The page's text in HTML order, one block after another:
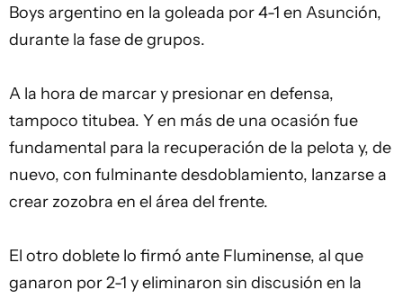
Boys argentino en la goleada por 4-1 en Asunción,
durante la fase de grupos.
A la hora de marcar y presionar en defensa,
tampoco titubea. Y en más de una ocasión fue
fundamental para la recuperación de la pelota y, de
nuevo, con fulminante desdoblamiento, lanzarse a
crear zozobra en el área del frente.
El otro doblete lo firmó ante Fluminense, al que
ganaron por 2-1 y eliminaron sin discusión en la